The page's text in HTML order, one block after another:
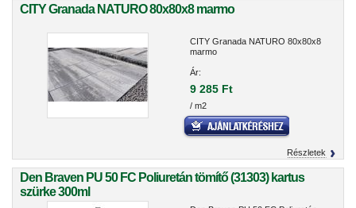
CITY Granada NATURO 80x80x8 marmo
CITY Granada NATURO 80x80x8
marmo
Ár:
9 285 Ft
/ m2
Részletek
Den Braven PU 50 FC Poliuretán tömítő (31303) kartus
szürke 300ml